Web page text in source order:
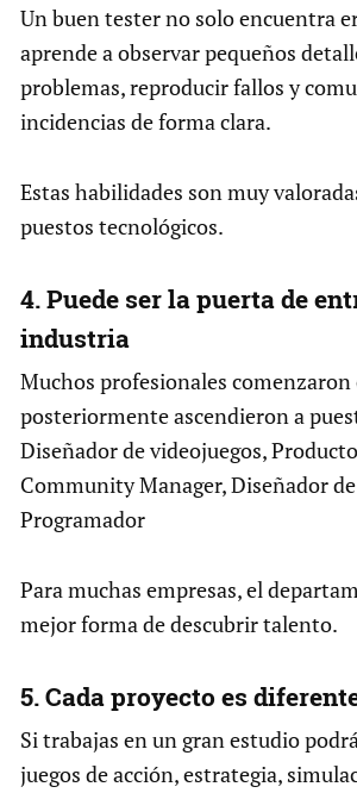
Un buen tester no solo encuentra
aprende a observar pequeños
problemas, reproducir fallos y
incidencias de forma clara.
Estas habilidades son muy
puestos tecnológicos.
4. Puede ser la puerta de
industria
Muchos profesionales
posteriormente ascendieron a
Diseñador de videojuegos,
Community Manager, Diseñador
Programador
Para muchas empresas, el
mejor forma de descubrir talento.
5. Cada proyecto es
Si trabajas en un gran estudio
juegos de acción, estrategia,